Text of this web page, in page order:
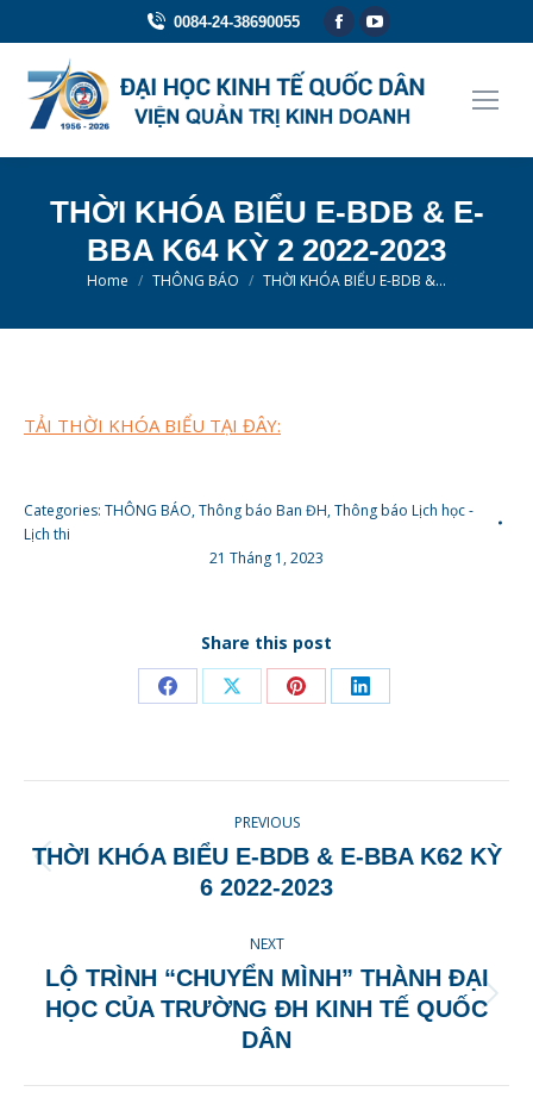
0084-24-38690055
Facebook
opens
in
YouTube
opens
in
THỜI KHÓA BIỂU E-BDB & E-
BBA K64 KỲ 2 2022-2023
You are here:
Home THÔNG BÁO THỜI KHÓA BIỂU E-BDB &…
TẢI THỜI KHÓA BIỂU TẠI ĐÂY:
Categories: THÔNG BÁO,Thông báo Ban ĐH,Thông báo Lịch học -
Lịch thi
21 Tháng 1, 2023
Share this post
Share Share Share Share
NAVIGATION
PREVIOUS
Previous
post:
THỜI KHÓA BIỂU E-BDB & E-BBA K62 KỲ
6 2022-2023
NEXT
Next
post:
LỘ TRÌNH “CHUYỂN MÌNH” THÀNH ĐẠI
HỌC CỦA TRƯỜNG ĐH KINH TẾ QUỐC
DÂN